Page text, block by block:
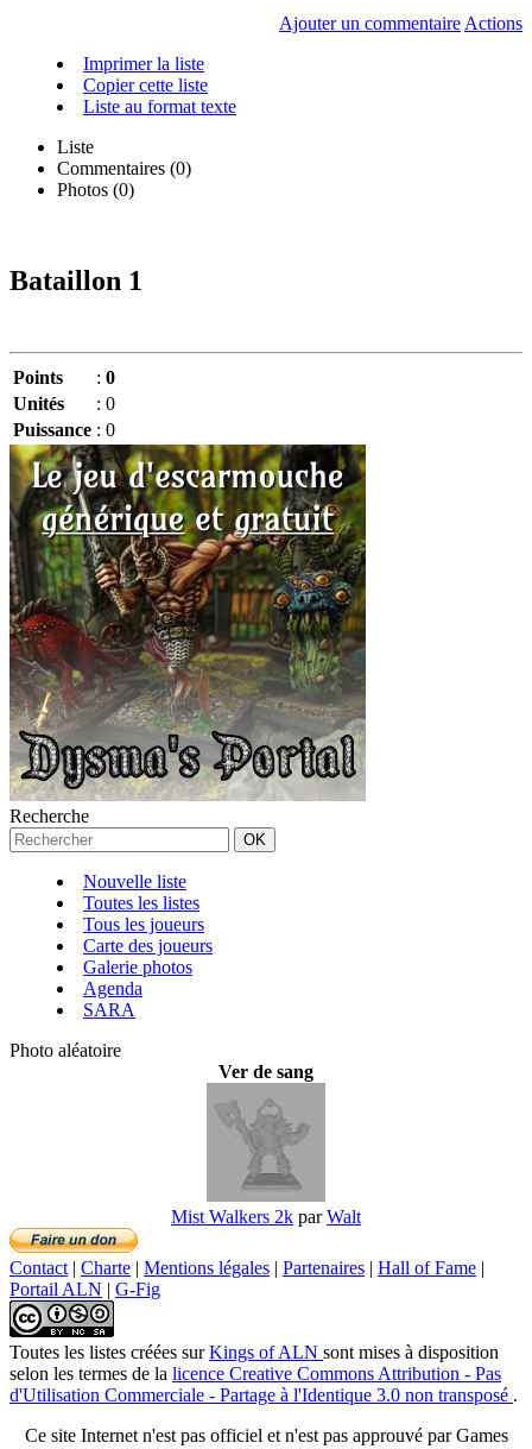
Ajouter un commentaire Actions
Imprimer la liste
Copier cette liste
Liste au format texte
Liste
Commentaires (0)
Photos (0)
Bataillon 1
Points : 0
Unités
: 0
Puissance : 0
Recherche
Nouvelle liste
Toutes les listes
Tous les joueurs
Carte des joueurs
Galerie photos
Agenda
SARA
Photo aléatoire
Ver de sang
Mist Walkers 2k parWalt
Contact | Charte | Mentions légales | Partenaires | Hall of Fame |
Portail ALN | G-Fig
Toutes les listes créées surKings of ALN sont mises à disposition
selon les termes de la licence Creative Commons Attribution - Pas
d'Utilisation Commerciale - Partage à l'Identique 3.0 non transposé .
Ce site Internet n'est pas officiel et n'est pas approuvé par Games